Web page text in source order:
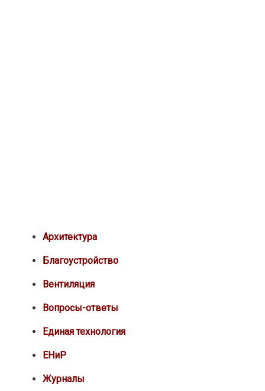
Архитектура
Благоустройство
Вентиляция
Вопросы-ответы
Единая технология
ЕНиР
Журналы